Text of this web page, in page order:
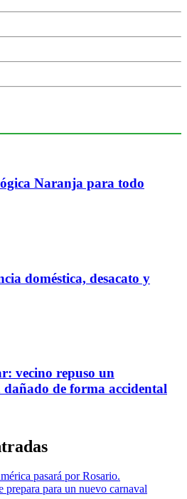
Naranja para todo
doméstica, desacato y
vecino repuso un
de forma accidental
pasará por Rosario.
prepara para un nuevo carnaval